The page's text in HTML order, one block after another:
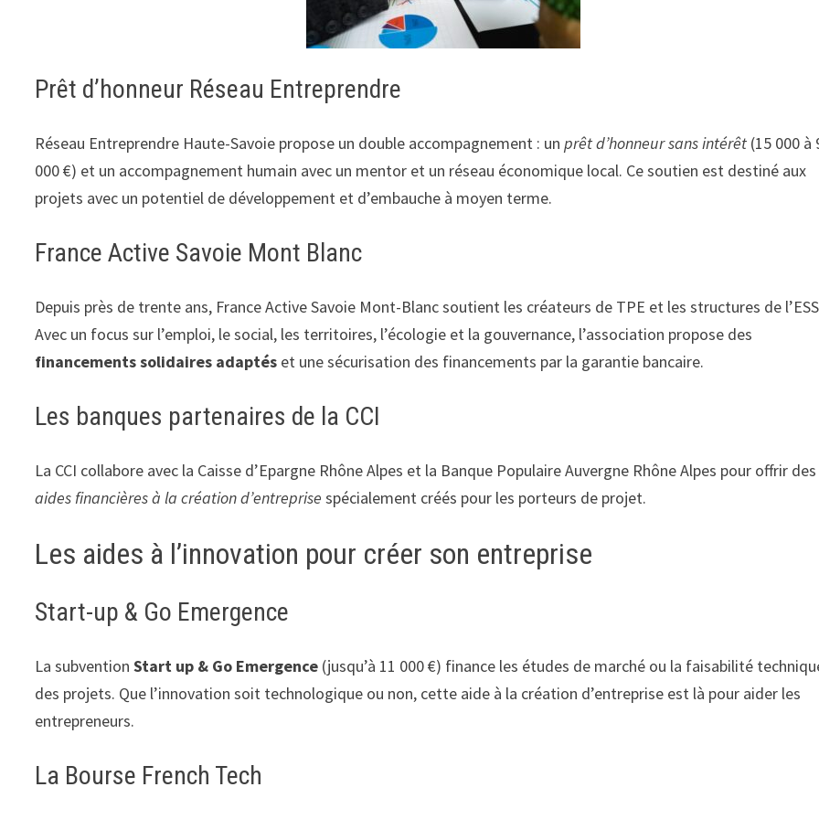
Prêt d’honneur Réseau Entreprendre
Réseau Entreprendre Haute-Savoie propose un double accompagnement : unprêt d’honneur sans intérêt (15 000 à
000 €) et un accompagnement humain avec un mentor et un réseau économique local. Ce soutien est destiné aux
projets avec un potentiel de développement et d’embauche à moyen terme.
France Active Savoie Mont Blanc
Depuis près de trente ans, France Active Savoie Mont-Blanc soutient les créateurs de TPE et les structures de
Avec un focus sur l’emploi, le social, les territoires, l’écologie et la gouvernance, l’association propose des
financements solidaires adaptés et une sécurisation des financements par la garantie bancaire.
Les banques partenaires de la CCI
La CCI collabore avec la Caisse d’Epargne Rhône Alpes et la Banque Populaire Auvergne Rhône Alpes pour offrir des
aides financières à la création d’entreprise spécialement créés pour les porteurs de projet.
Les aides à l’innovation pour créer son entreprise
Start-up & Go Emergence
La subventionStart up & Go Emergence (jusqu’à 11 000 €) finance les études de marché ou la faisabilité
des projets. Que l’innovation soit technologique ou non, cette aide à la création d’entreprise est là pour aider les
entrepreneurs.
La Bourse French Tech